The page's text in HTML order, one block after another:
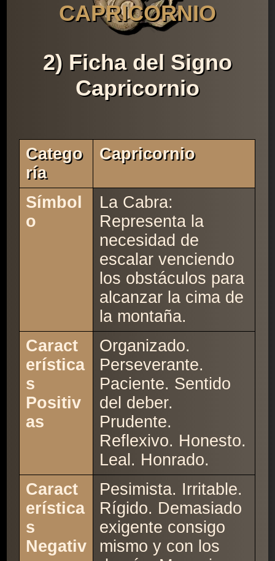
CAPRICORNIO
2) Ficha del Signo
Capricornio
Catego
Ría
Capricornio
Símbol
o
La Cabra:
Representa la
necesidad de
escalar venciendo
los obstáculos para
alcanzar la cima de
la montaña.
Caract
erística
s
Positiv
as
Organizado.
Perseverante.
Paciente. Sentido
del deber.
Prudente.
Reflexivo. Honesto.
Leal. Honrado.
Caract
erística
s
Negativ
Pesimista. Irritable.
Rígido. Demasiado
exigente consigo
mismo y con los